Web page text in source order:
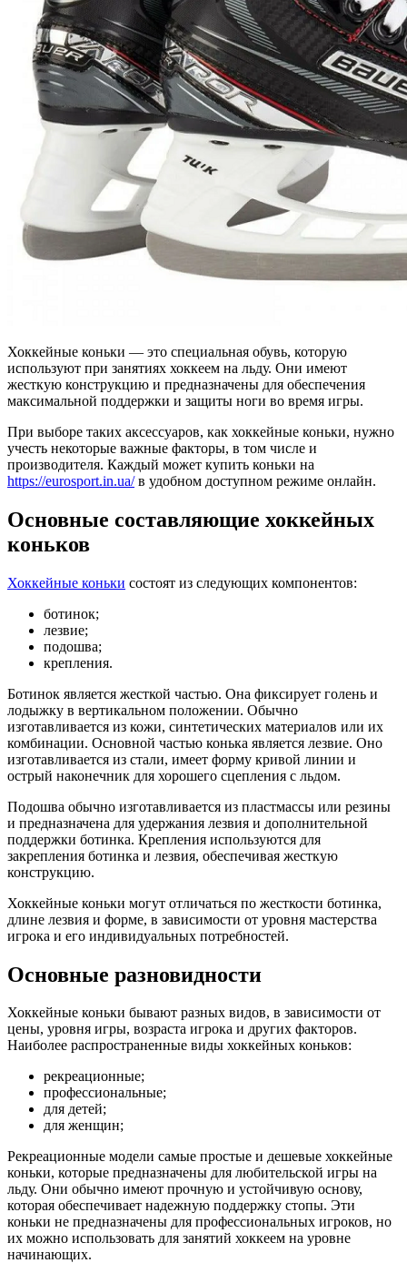
Хоккейные коньки — это специальная обувь, которую
используют при занятиях хоккеем на льду. Они имеют
жесткую конструкцию и предназначены для обеспечения
максимальной поддержки и защиты ноги во время игры.
При выборе таких аксессуаров, как хоккейные коньки, нужно
учесть некоторые важные факторы, в том числе и
производителя. Каждый может купить коньки на
https://eurosport.in.ua/в удобном доступном режиме онлайн.
Основные составляющие хоккейных
коньков
Хоккейные коньки состоят из следующих компонентов:
ботинок;
лезвие;
подошва;
крепления.
Ботинок является жесткой частью. Она фиксирует голень и
лодыжку в вертикальном положении. Обычно
изготавливается из кожи, синтетических материалов или их
комбинации. Основной частью конька является лезвие. Оно
изготавливается из стали, имеет форму кривой линии и
острый наконечник для хорошего сцепления с льдом.
Подошва обычно изготавливается из пластмассы или резины
и предназначена для удержания лезвия и дополнительной
поддержки ботинка. Крепления используются для
закрепления ботинка и лезвия, обеспечивая жесткую
конструкцию.
Хоккейные коньки могут отличаться по жесткости ботинка,
длине лезвия и форме, в зависимости от уровня мастерства
игрока и его индивидуальных потребностей.
Основные разновидности
Хоккейные коньки бывают разных видов, в зависимости от
цены, уровня игры, возраста игрока и других факторов.
Наиболее распространенные виды хоккейных коньков:
рекреационные;
профессиональные;
для детей;
для женщин;
Рекреационные модели самые простые и дешевые хоккейные
коньки, которые предназначены для любительской игры на
льду. Они обычно имеют прочную и устойчивую основу,
которая обеспечивает надежную поддержку стопы. Эти
коньки не предназначены для профессиональных игроков, но
их можно использовать для занятий хоккеем на уровне
начинающих.